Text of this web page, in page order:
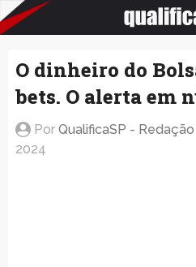
O dinheiro do
bets. O alerta em
Por QualificaSP - Redação
2024